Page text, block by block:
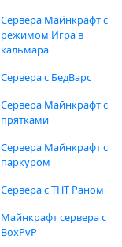
Сервера Майнкрафт с
режимом Игра в
кальмара
Сервера с БедВарс
Сервера Майнкрафт с
прятками
Сервера Майнкрафт с
паркуром
Сервера с ТНТ Раном
Майнкрафт сервера с
BoxPvP